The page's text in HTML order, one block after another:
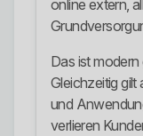
online extern,
Das ist
Gleichzeitig gilt
und
verlieren